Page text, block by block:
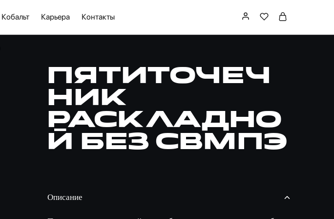
Кобальт Карьера Контакты
Пятиточеч
ник
раскладно
й без СВМПЭ
Описание